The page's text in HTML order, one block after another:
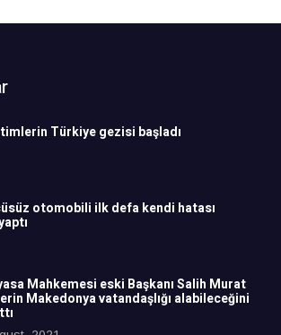
Türkiye gezisi başladı
otomobili ilk defa kendi hatası
Mahkemesi eski Başkanı Salih Murat
Makedonya vatandaşlığı alabileceğini